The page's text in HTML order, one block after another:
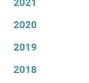
2021
2020
2019
2018